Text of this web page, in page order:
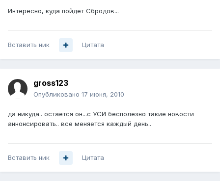
Интересно, куда пойдет Сбродов...
Вставить ник Цитата
gross123
Опубликовано 17 июня, 2010
да никуда.. остается он...с УСИ бесполезно такие новости
аннонсировать.. все меняется каждый день..
Вставить ник Цитата